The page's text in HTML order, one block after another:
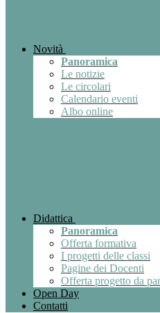
Novità
Panoramica
Le notizie
Le circolari
Calendario eventi
Albo online
Didattica
Panoramica
Offerta formativa
I progetti delle classi
Pagine dei Docenti
Offerta progetto da
Open Day
Contatti